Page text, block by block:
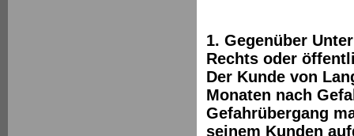
1. Gegenüber
Rechts oder
Der Kunde von
Monaten nach
Gefahrübergang
seinem Kunden